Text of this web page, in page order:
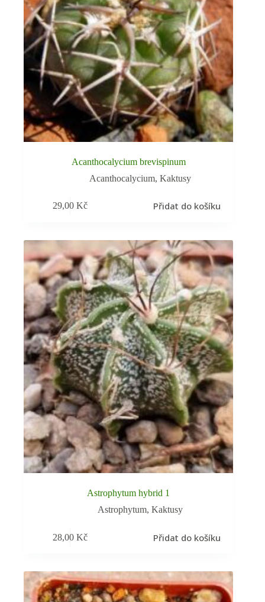
Acanthocalycium brevispinum
Acanthocalycium,Kaktusy
29,00Kč Přidat do košíku
Astrophytum hybrid 1
Astrophytum,Kaktusy
28,00Kč Přidat do košíku